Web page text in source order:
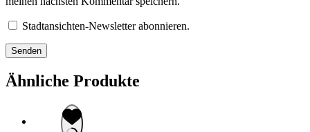
Stadtansichten-Newsletter abonnieren.
Senden
Ähnliche Produkte